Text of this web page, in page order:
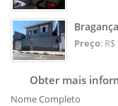
Preço:
Obter mais
Nome Completo